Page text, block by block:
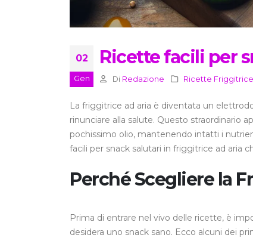
02
Gen
Ricette facili per
Di Redazione Ricette
La friggitrice ad aria è diventata un
rinunciare alla salute. Questo straordinario
pochissimo olio, mantenendo intatti i
facili per snack salutari in friggitrice ad aria
Perché Scegliere la
Prima di entrare nel vivo delle ricette, è
desidera uno snack sano. Ecco alcuni dei